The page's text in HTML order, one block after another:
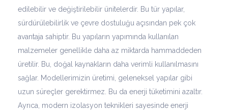
edilebilir ve değiştirilebilir ünitelerdir. Bu tür yapılar,
sürdürülebilirlik ve çevre dostuluğu açısından pek çok
avantaja sahiptir. Bu yapıların yapımında kullanılan
malzemeler genellikle daha az miktarda hammaddeden
üretilir. Bu, doğal kaynakların daha verimli kullanılmasını
sağlar. Modellerimizin üretimi, geleneksel yapılar gibi
uzun süreçler gerektirmez. Bu da enerji tüketimini azaltır.
Ayrıca, modern izolasyon teknikleri sayesinde enerji